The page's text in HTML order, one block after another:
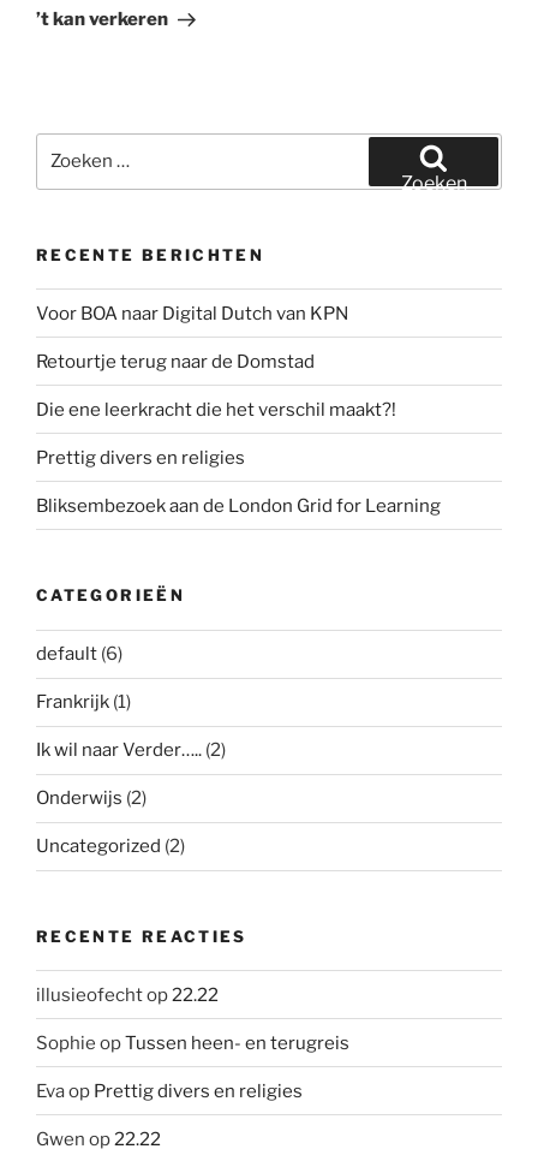
bericht
’t kan verkeren
naar:
Zoeken
RECENTE BERICHTEN
Voor BOA naar Digital Dutch van KPN
Retourtje terug naar de Domstad
Die ene leerkracht die het verschil maakt?!
Prettig divers en religies
Bliksembezoek aan de London Grid for Learning
CATEGORIEËN
default (6)
Frankrijk (1)
Ik wil naar Verder….. (2)
Onderwijs (2)
Uncategorized (2)
RECENTE REACTIES
illusieofechtop22.22
Sophie opTussen heen- en terugreis
Evaop Prettig divers en religies
Gwen op22.22